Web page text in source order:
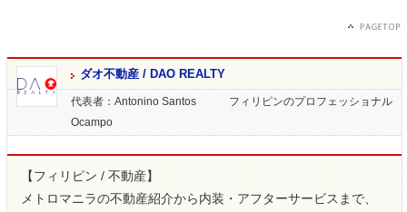
ダオ不動産 / DAO REALTY
フィリピンのプロフェッショナル
代表者：Antonino Santos
Ocampo
【フィリピン / 不動産】
メトロマニラの不動産紹介から内装・アフターサービスまで、